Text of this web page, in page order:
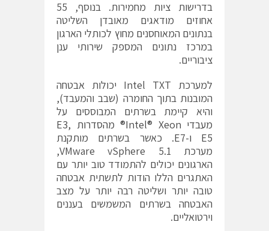
בדרישות ציות מחמירות. בנוסף, 55
אחוזים מודאגים מאובדן השליטה
בנתונים המאוחסנים מחוץ לכותלי הארגון
במרכז נתונים המספק שירותי ענן
ציבוריים.
למערכת Intel TXT יכולות אבטחה
המובנות בתוך החומרה (שבב והמעבד),
והיא קיימת בשרתים המבוססים על
מעבדי Intel® Xeon® מהסדרות E3,
E5 ו-E7
. כאשר בשרתים מותקנת
מערכת VMware vSphere 5.1,
הארגונים יכולים להתמודד טוב יותר עם
האתגרים הללו הודות לתשתית אבטחה
טובה יותר ושליטה רבה יותר על מצב
האבטחה בשרתים המשמשים בעננים
וירטואליים.